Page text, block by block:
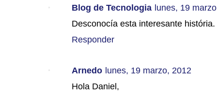
Blog de Tecnologia lunes, 19
Desconocía esta interesante
Responder
Arnedo lunes, 19 marzo, 2012
Hola Daniel,